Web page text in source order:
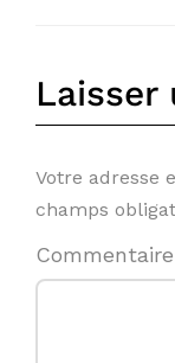
Laisser
Votre adresse
champs
Commentaire